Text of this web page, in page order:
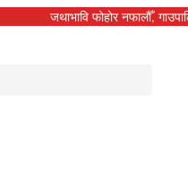
जथाभावि फोहोर नफालौँ,